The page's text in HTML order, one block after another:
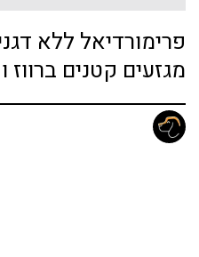
פרימורדיאל ללא
מגזעים קטנים ברווז